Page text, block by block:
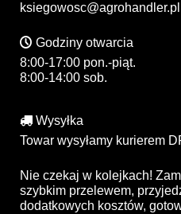
ksiegowosc@agrohandler.pl
Godziny otwarcia
8:00-17:00 pon.-piąt.
8:00-14:00 sob.
Wysyłka
Towar wysyłamy kurierem
Nie czekaj w kolejkach!
szybkim przelewem,
dodatkowych kosztów,